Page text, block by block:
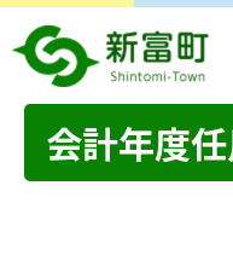
会計年度